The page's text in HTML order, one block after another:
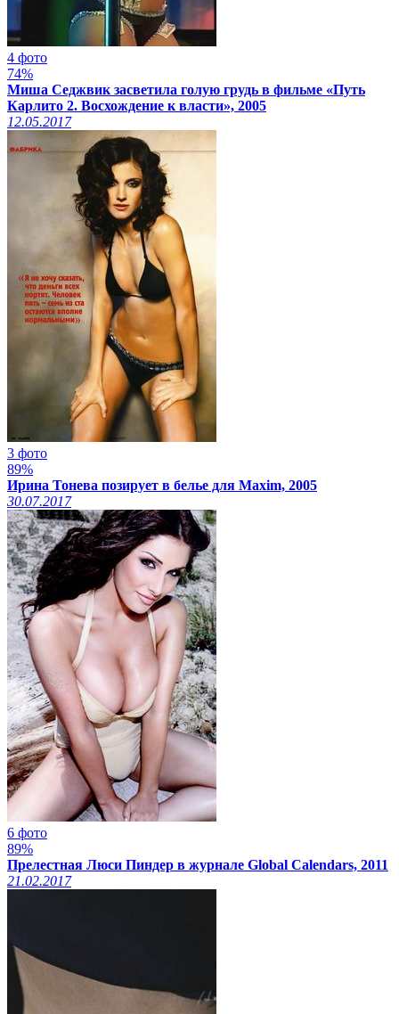
4 фото
74%
Миша Седжвик засветила голую грудь в фильме «Путь
Карлито 2. Восхождение к власти», 2005
12.05.2017
3 фото
89%
Ирина Тонева позирует в белье для Maxim, 2005
30.07.2017
6 фото
89%
Прелестная Люси Пиндер в журнале Global Calendars, 2011
21.02.2017